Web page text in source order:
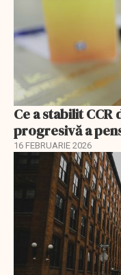
Ce a stabilit
progresivă a
16 FEBRUARIE 2026